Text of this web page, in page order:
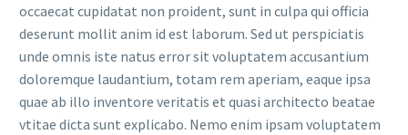
occaecat cupidatat non proident, sunt in culpa qui officia
deserunt mollit anim id est laborum. Sed ut perspiciatis
unde omnis iste natus error sit voluptatem accusantium
doloremque laudantium, totam rem aperiam, eaque ipsa
quae ab illo inventore veritatis et quasi architecto beatae
vtitae dicta sunt explicabo. Nemo enim ipsam voluptatem